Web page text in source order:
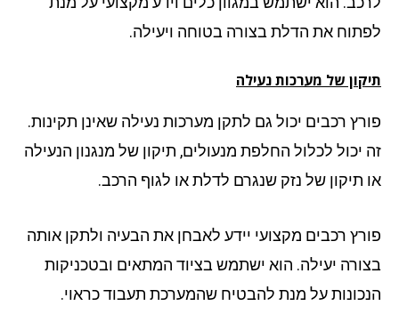
את הדלת בצורה בטוחה ויעילה.
של מערכות נעילה
רכבים יכול גם לתקן מערכות נעילה שאינן תקינות.
יכול לכלול החלפת מנעולים, תיקון של מנגנון הנעילה
תיקון של נזק שנגרם לדלת או לגוף הרכב.
רכבים מקצועי יידע לאבחן את הבעיה ולתקן אותה
יעילה. הוא ישתמש בציוד המתאים ובטכניקות
על מנת להבטיח שהמערכת תעבוד כראוי.